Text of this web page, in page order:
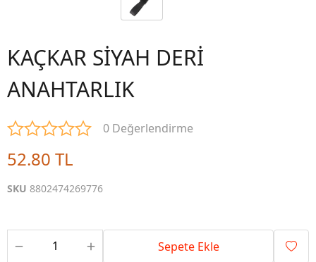
KAÇKAR SİYAH DERİ
ANAHTARLIK
0 Değerlendirme
52.80 TL
SKU 8802474269776
Sepete Ekle